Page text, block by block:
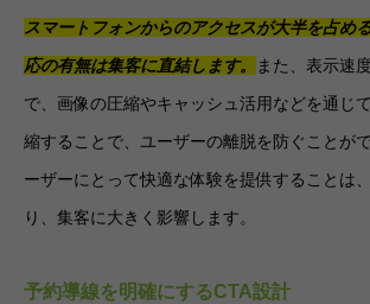
スマートフォンからのアクセスが大半を占め
応の有無は集客に直結します。
また、表示速
で、画像の圧縮やキャッシュ活用などを通じ
縮することで、ユーザーの離脱を防ぐことが
ーザーにとって快適な体験を提供することは
り、集客に大きく影響します。
予約導線を明確にするCTA設計